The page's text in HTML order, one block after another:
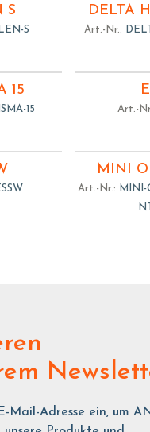
S
S
DELTA
Art.-Nr.:
15
15 Art.-
MINI
Art.-Nr.:
MINI-
Mail-Adresse ein, um